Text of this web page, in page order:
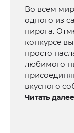
Во всем
одного из
пирога.
конкурсе
просто
любимого
вкусного
Читать